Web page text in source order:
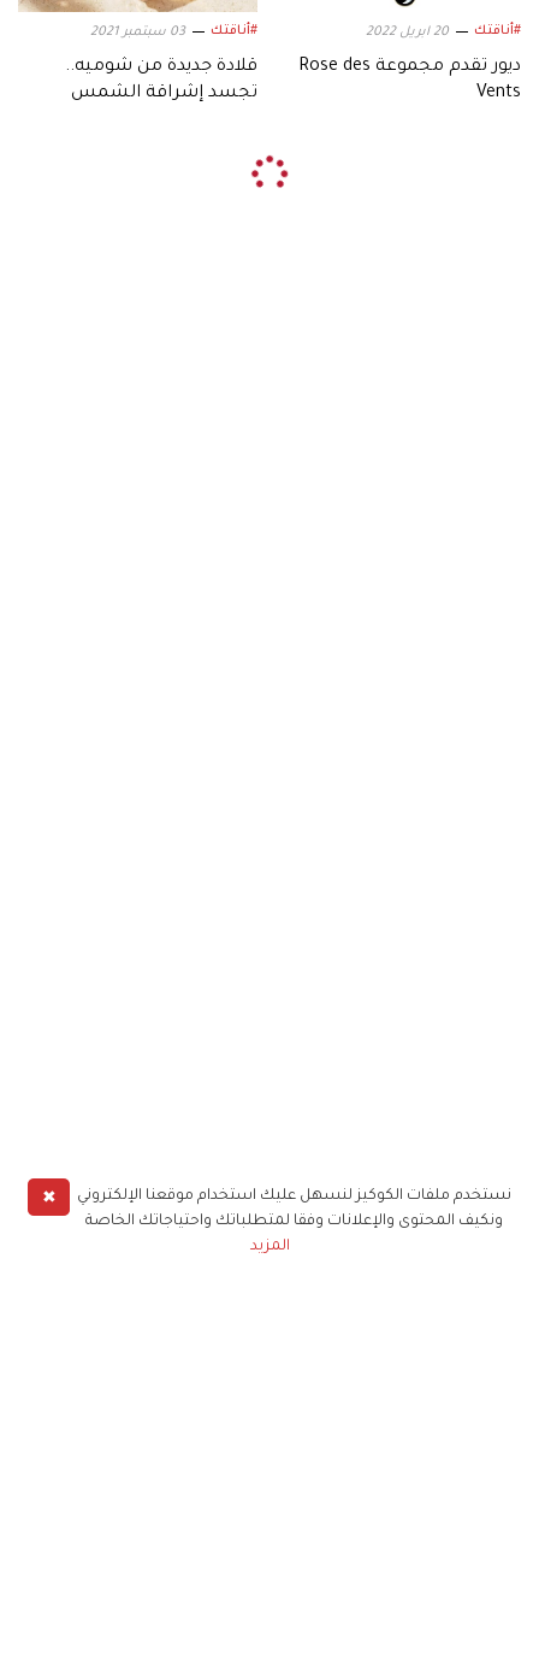
#أناقتك 20 ابريل 2022
ديور تقدم مجموعة Rose des
Vents
#أناقتك 03 سبتمبر 2021
قلادة جديدة من شوميه..
تجسد إشراقة الشمس
✖
نستخدم ملفات الكوكيز لنسهل عليك استخدام موقعنا الإلكتروني
ونكيف المحتوى والإعلانات وفقا لمتطلباتك واحتياجاتك الخاصة
المزيد